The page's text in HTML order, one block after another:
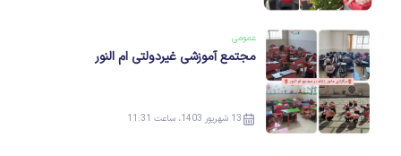
عمومی
مجتمع آموزشی غیردولتی ام النور
13 شهریور 1403، ساعت 11:31